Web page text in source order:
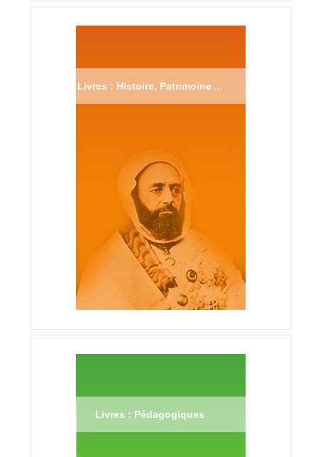
Livres : Histoire, Patrimoine ...
Livres : Pédagogiques